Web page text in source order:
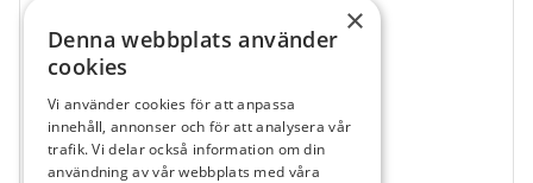
660202
Simplee Pincett, för Art papper
1 st
×
Denna webbplats använder
cookies
Vi använder cookies för att anpassa
innehåll, annonser och för att analysera vår
trafik. Vi delar också information om din
användning av vår webbplats med våra